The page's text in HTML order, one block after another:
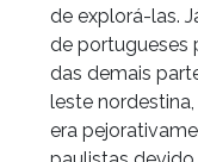
de explorá-las.
de portugueses
das demais
leste
era